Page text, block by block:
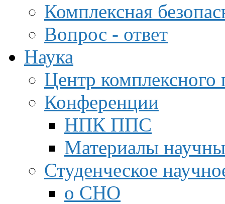
Комплексная
Вопрос - ответ
Наука
Центр
Конференции
НПК ППС
Материалы
Студенческое
о СНО